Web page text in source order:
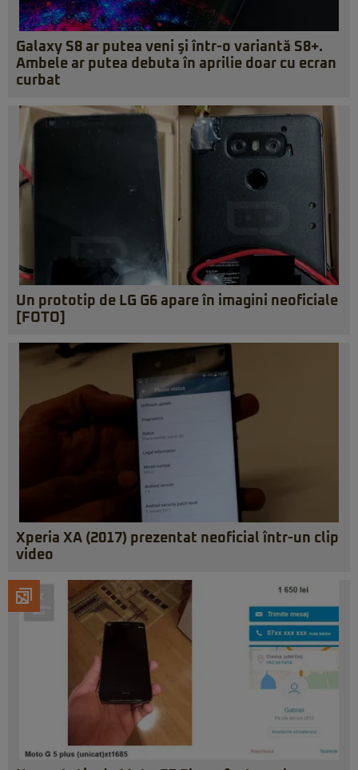
Galaxy S8 ar putea veni şi într-o variantă S8+.
Ambele ar putea debuta în aprilie doar cu ecran
curbat
Un prototip de LG G6 apare în imagini neoficiale
[FOTO]
Xperia XA (2017) prezentat neoficial într-un clip
video